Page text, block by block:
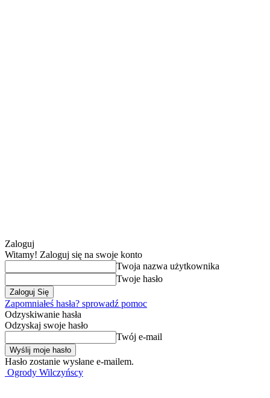
Zaloguj
Witamy! Zaloguj się na swoje konto
Twoja nazwa użytkownika
Twoje hasło
Zapomniałeś hasła? sprowadź pomoc
Odzyskiwanie hasła
Odzyskaj swoje hasło
Twój e-mail
Hasło zostanie wysłane e-mailem.
Ogrody Wilczyńscy